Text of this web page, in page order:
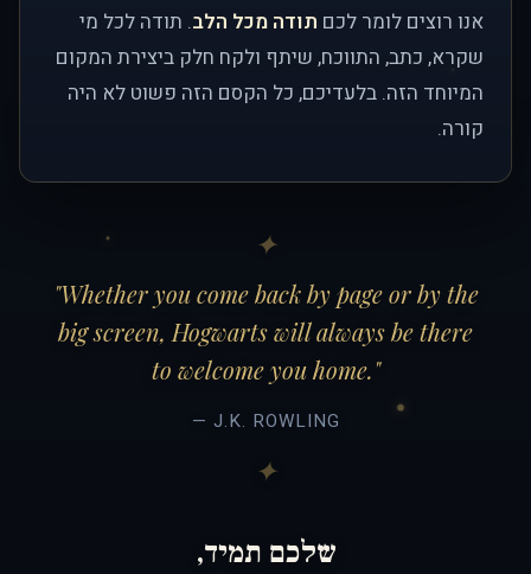
אנו רוצים לומר לכם תודה מכל הלב. תודה לכל מי
שקרא, כתב, התווכח, שיתף ולקח חלק ביצירת המקום
המיוחד הזה. בלעדיכם, כל הקסם הזה פשוט לא היה
קורה.
"Whether you come back by page or by the
big screen, Hogwarts will always be there
to welcome you home."
— J.K. ROWLING
שלכם תמיד,